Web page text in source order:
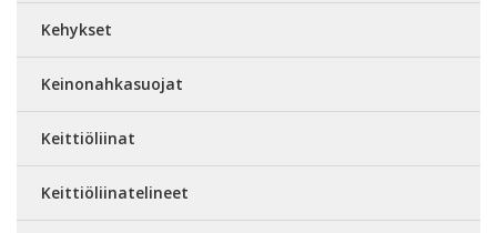
Kehykset
Keinonahkasuojat
Keittiöliinat
Keittiöliinatelineet